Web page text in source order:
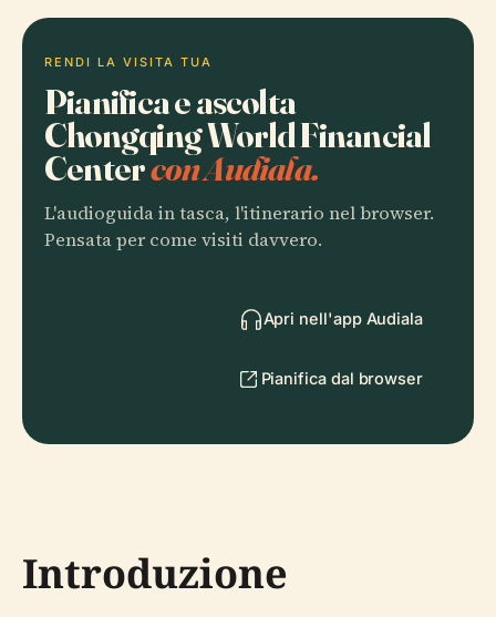
RENDI LA VISITA TUA
Pianifica e ascolta
Chongqing World Financial
Centercon Audiala.
L'audioguida in tasca, l'itinerario nel browser.
Pensata per come visiti davvero.
Apri nell'app Audiala
Pianifica dal browser
Introduzione